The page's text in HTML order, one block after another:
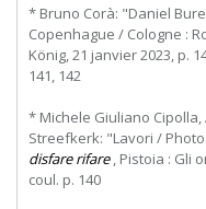
* Bruno Corà: "Daniel
Copenhague / Cologne :
König, 21 janvier 2023, p.
141, 142
* Michele Giuliano
Streefkerk: "Lavori /
disfare rifare, Pistoia : Gli
coul. p. 140